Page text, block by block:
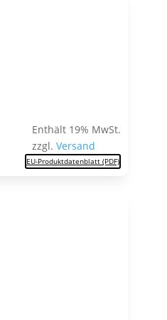
Enthält 19% MwSt.
zzgl.Versand
EU-Produktdatenblatt (PDF)